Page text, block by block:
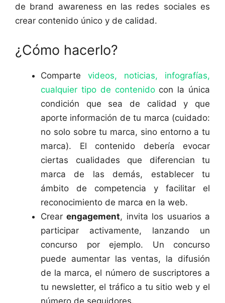
de brand awareness en las redes sociales es
crear contenido único y de calidad.
¿Cómo hacerlo?
Comparte videos, noticias, infografías,
cualquier tipo de contenidocon la única
condición que sea de calidad y que
aporte información de tu marca (cuidado:
no solo sobre tu marca, sino entorno a tu
marca). El contenido debería evocar
ciertas cualidades que diferencian tu
marca de las demás, establecer tu
ámbito de competencia y facilitar el
reconocimiento de marca en la web.
Crearengagement, invita los usuarios a
participar activamente, lanzando un
concurso por ejemplo. Un concurso
puede aumentar las ventas, la difusión
de la marca, el número de suscriptores a
tu newsletter, el tráfico a tu sitio web y el